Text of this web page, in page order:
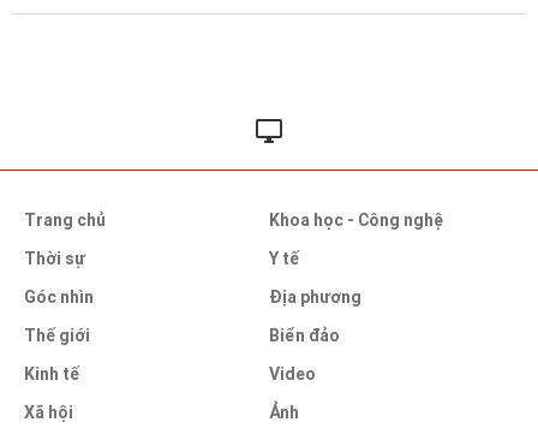
Trang chủ
Thời sự
Góc nhìn
Thế giới
Kinh tế
Xã hội
Khoa học - Công nghệ
Y tế
Địa phương
Biển đảo
Video
Ảnh